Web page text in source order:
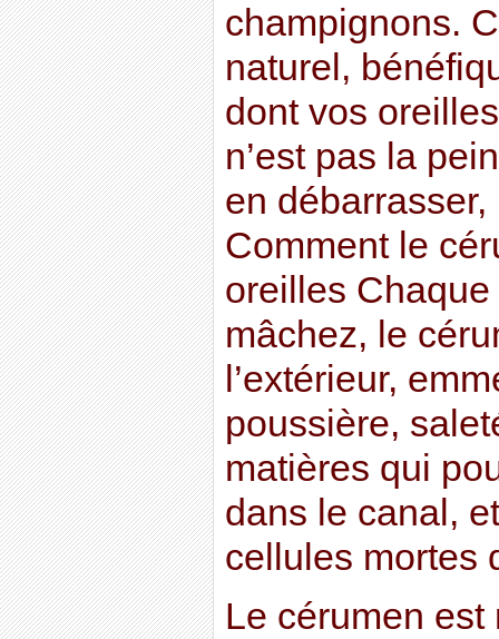
champignons.
naturel,
dont vos
n’est pas la
en
Comment le
oreilles
mâchez, le
l’extérieur,
poussière,
matières qui
dans le canal,
cellules mortes
Le cérumen